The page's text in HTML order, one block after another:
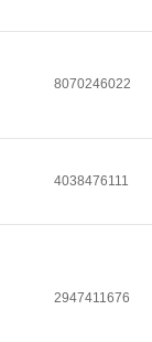
8070246022
4038476111
2947411676